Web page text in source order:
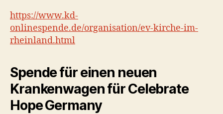
https://www.kd-
onlinespende.de/organisation/ev-kirche-im-
rheinland.html
Spende für einen neuen
Krankenwagen für Celebrate
Hope Germany